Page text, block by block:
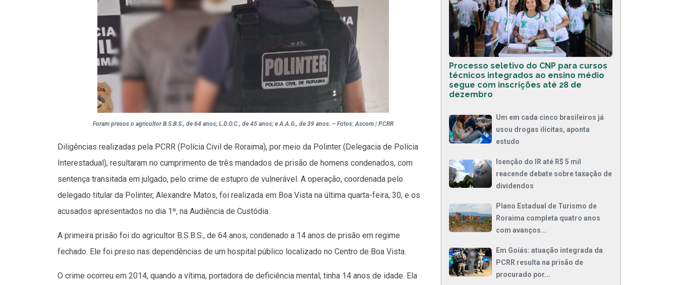
Foram presos o agricultor B.S.B.S., de 64 anos; L.D.O.C., de 45 anos; e A.A.G., de 39 anos. – Fotos: Ascom | PCRR
Diligências realizadas pela PCRR (Polícia Civil de Roraima), por meio da Polinter (Delegacia de Polícia
Interestadual), resultaram no cumprimento de três mandados de prisão de homens condenados, com
sentença transitada em julgado, pelo crime de estupro de vulnerável. A operação, coordenada pelo
delegado titular da Polinter, Alexandre Matos, foi realizada em Boa Vista na última quarta-feira, 30, e os
acusados apresentados no dia 1º, na Audiência de Custódia.
A primeira prisão foi do agricultor B.S.B.S., de 64 anos, condenado a 14 anos de prisão em regime
fechado. Ele foi preso nas dependências de um hospital público localizado no Centro de Boa Vista.
O crime ocorreu em 2014, quando a vítima, portadora de deficiência mental, tinha 14 anos de idade. Ela
Processo seletivo do CNP para cursos
técnicos integrados ao ensino médio
segue com inscrições até 28 de
dezembro
Um em cada cinco brasileiros já
usou drogas ilícitas, aponta
estudo
Isenção do IR até R$ 5 mil
reacende debate sobre taxação de
dividendos
Plano Estadual de Turismo de
Roraima completa quatro anos
com avanços...
Em Goiás: atuação integrada da
PCRR resulta na prisão de
procurado por...